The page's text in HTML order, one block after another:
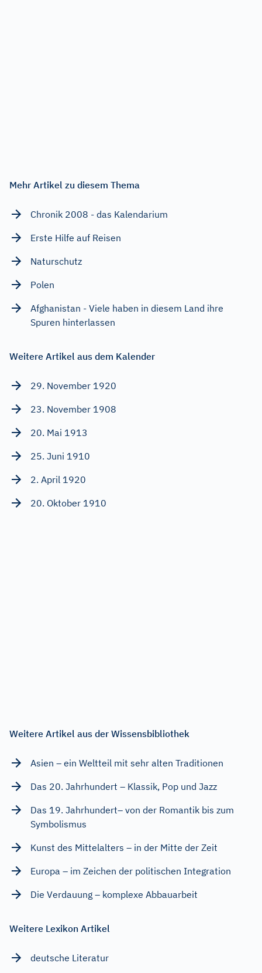
Mehr Artikel zu diesem Thema
Chronik 2008 - das Kalendarium
Erste Hilfe auf Reisen
Naturschutz
Polen
Afghanistan - Viele haben in diesem Land ihre
Spuren hinterlassen
Weitere Artikel aus dem Kalender
29. November 1920
23. November 1908
20. Mai 1913
25. Juni 1910
2. April 1920
20. Oktober 1910
Weitere Artikel aus der Wissensbibliothek
Asien – ein Weltteil mit sehr alten Traditionen
Das 20. Jahrhundert – Klassik, Pop und Jazz
Das 19. Jahrhundert– von der Romantik bis zum
Symbolismus
Kunst des Mittelalters – in der Mitte der Zeit
Europa – im Zeichen der politischen Integration
Die Verdauung – komplexe Abbauarbeit
Weitere Lexikon Artikel
deutsche Literatur